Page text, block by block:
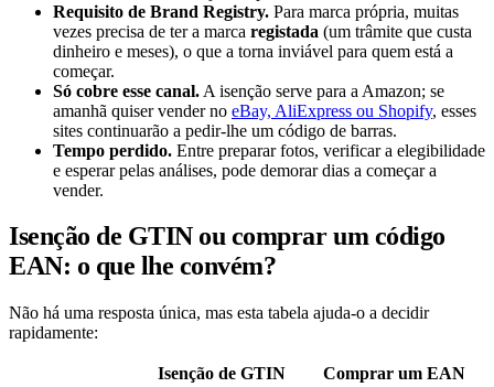
Requisito de Brand Registry. Para marca própria, muitas
vezes precisa de ter a marca registada (um trâmite que custa
dinheiro e meses), o que a torna inviável para quem está a
começar.
Só cobre esse canal. A isenção serve para a Amazon; se
amanhã quiser vender no eBay, AliExpress ou Shopify, esses
sites continuarão a pedir-lhe um código de barras.
Tempo perdido. Entre preparar fotos, verificar a elegibilidade
e esperar pelas análises, pode demorar dias a começar a
vender.
Isenção de GTIN ou comprar um código
EAN: o que lhe convém?
Não há uma resposta única, mas esta tabela ajuda-o a decidir
rapidamente:
Isenção de GTIN
Comprar um EAN